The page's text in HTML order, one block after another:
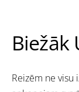
Biežāk
Reizēm ne visu